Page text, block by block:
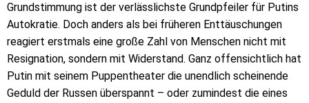
Grundstimmung ist der verlässlichste Grundpfeiler für Putins
Autokratie. Doch anders als bei früheren Enttäuschungen
reagiert erstmals eine große Zahl von Menschen nicht mit
Resignation, sondern mit Widerstand. Ganz offensichtlich hat
Putin mit seinem Puppentheater die unendlich scheinende
Geduld der Russen überspannt – oder zumindest die eines